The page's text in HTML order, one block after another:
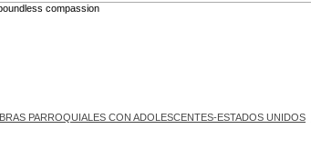
compassion
PARROQUIALES CON ADOLESCENTES-ESTADOS UNIDOS